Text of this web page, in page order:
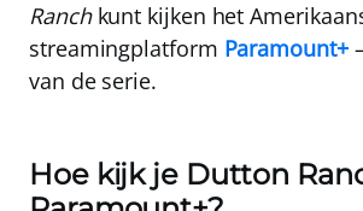
Ranchkunt kijken het
streamingplatform Paramount+
van de serie.
Hoe kijk je Dutton